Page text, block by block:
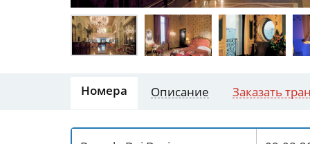
Номера Описание Заказать